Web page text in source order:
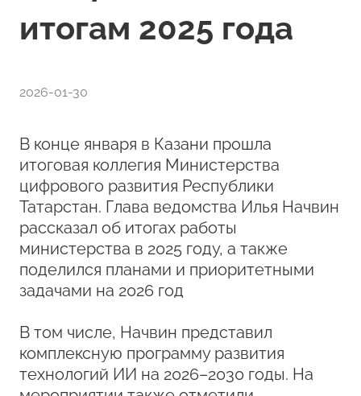
итогам 2025 года
2026-01-30
В конце января в Казани прошла
итоговая коллегия Министерства
цифрового развития Республики
Татарстан. Глава ведомства Илья Начвин
рассказал об итогах работы
министерства в 2025 году, а также
поделился планами и приоритетными
задачами на 2026 год
В том числе, Начвин представил
комплексную программу развития
технологий ИИ на 2026–2030 годы. На